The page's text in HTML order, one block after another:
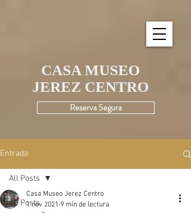
CASA MUSEO
JEREZ CENTRO
Reserva Segura
Entrada
All Posts
All Posts
Casa Museo Jerez Centro
1 nov 2021 9 min de lectura